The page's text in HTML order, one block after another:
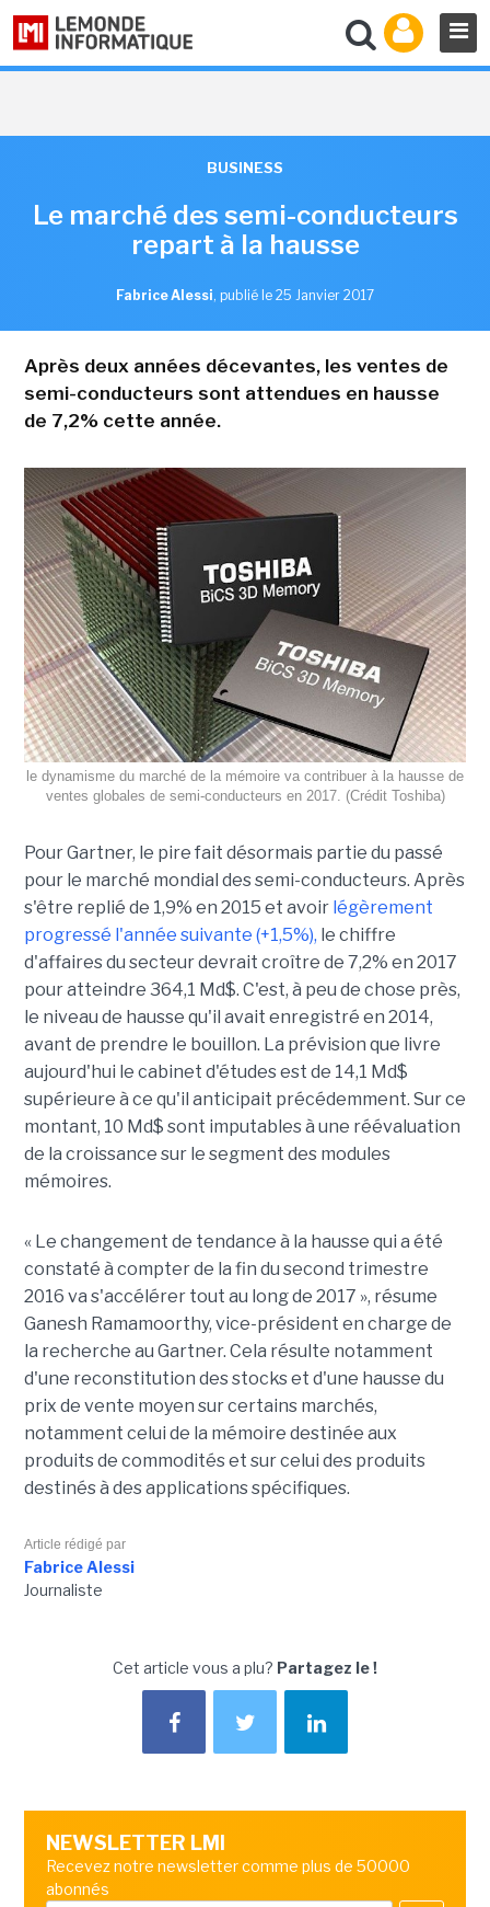
BUSINESS
Le marché des semi-conducteurs
repart à la hausse
Fabrice Alessi, publié le 25 Janvier 2017
Après deux années décevantes, les ventes de
semi-conducteurs sont attendues en hausse
de 7,2% cette année.
le dynamisme du marché de la mémoire va contribuer à la hausse de
ventes globales de semi-conducteurs en 2017. (Crédit Toshiba)
Pour Gartner, le pire fait désormais partie du passé
pour le marché mondial des semi-conducteurs. Après
s'être replié de 1,9% en 2015 et avoir légèrement
progressé l'année suivante (+1,5%), le chiffre
d'affaires du secteur devrait croître de 7,2% en 2017
pour atteindre 364,1 Md$. C'est, à peu de chose près,
le niveau de hausse qu'il avait enregistré en 2014,
avant de prendre le bouillon. La prévision que livre
aujourd'hui le cabinet d'études est de 14,1 Md$
supérieure à ce qu'il anticipait précédemment. Sur ce
montant, 10 Md$ sont imputables à une réévaluation
de la croissance sur le segment des modules
mémoires.
« Le changement de tendance à la hausse qui a été
constaté à compter de la fin du second trimestre
2016 va s'accélérer tout au long de 2017 », résume
Ganesh Ramamoorthy, vice-président en charge de
la recherche au Gartner. Cela résulte notamment
d'une reconstitution des stocks et d'une hausse du
prix de vente moyen sur certains marchés,
notamment celui de la mémoire destinée aux
produits de commodités et sur celui des produits
destinés à des applications spécifiques.
Article rédigé par
Fabrice Alessi
Journaliste
Cet article vous a plu? Partagez le !
NEWSLETTER LMI
Recevez notre newsletter comme plus de 50000
abonnés